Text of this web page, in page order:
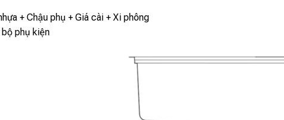
+ Chậu phụ + Giá cài + Xi phông
phụ kiện